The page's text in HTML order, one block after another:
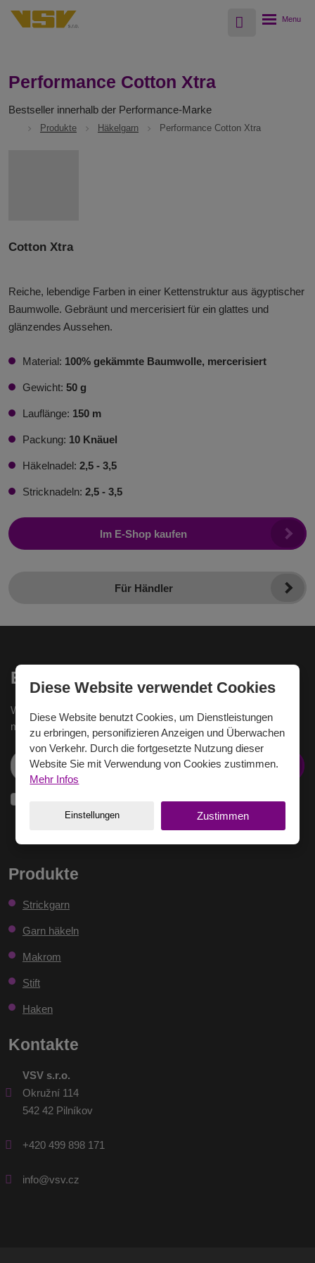
Vyhledávání
Rozbalení
Performance Cotton Xtra
Bestseller innerhalb der Performance-Marke
Produkte Häkelgarn Performance Cotton Xtra
Cotton Xtra
Reiche, lebendige Farben in einer Kettenstruktur aus ägyptischer
Baumwolle. Gebräunt und mercerisiert für ein glattes und
glänzendes Aussehen.
Material: 100% gekämmte Baumwolle, mercerisiert
Gewicht: 50 g
Lauflänge: 150 m
Packung: 10 Knäuel
Häkelnadel: 2,5 - 3,5
Stricknadeln: 2,5 - 3,5
Im E-Shop kaufen
Für Händler
E-Mail-Inspiration
Wenn Sie die neuesten Inspirationen per E-Mail erhalten
möchten, registrieren Sie sich hier.
Verarbeitung
personenbezogenen Daten.
Abonnieren
Das
Formular
nicht
gesendet
werden
Produkte
Strickgarn
Garn häkeln
Makrom
Stift
Haken
Kontakte
VSV s.r.o.
Okružní 114
542 42 Pilníkov
+420 499 898 171
info@vsv.cz
Diese Website verwendet Cookies
Diese Website benutzt Cookies, um Dienstleistungen
zu erbringen, personifizieren Anzeigen und Überwachen
von Verkehr. Durch die fortgesetzte Nutzung dieser
Website Sie mit Verwendung von Cookies zustimmen.
Mehr Infos
Einstellungen Zustimmen